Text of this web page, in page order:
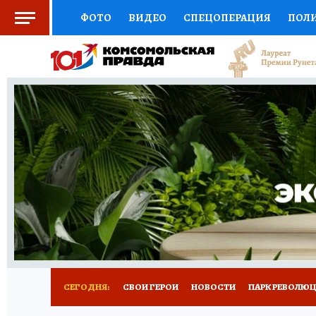
ФОТО ВИДЕО СПЕЦОПЕРАЦИЯ
СОЦПОДДЕРЖКА НАУКА СПОРТ
ВЫБОР ЭКСПЕРТОВ ДОКТОР
КНИЖНАЯ ПОЛКА ПРОГНОЗЫ НА СПОРТ
ПРЕСС-ЦЕНТР НЕДВИЖИМОСТЬ
ВСЕ О КП РАДИО КП РЕКЛАМА ТЕСТЫ
СЕГОДНЯ: СВОИ ГЕРОИ НОВОСТИ ПАРК